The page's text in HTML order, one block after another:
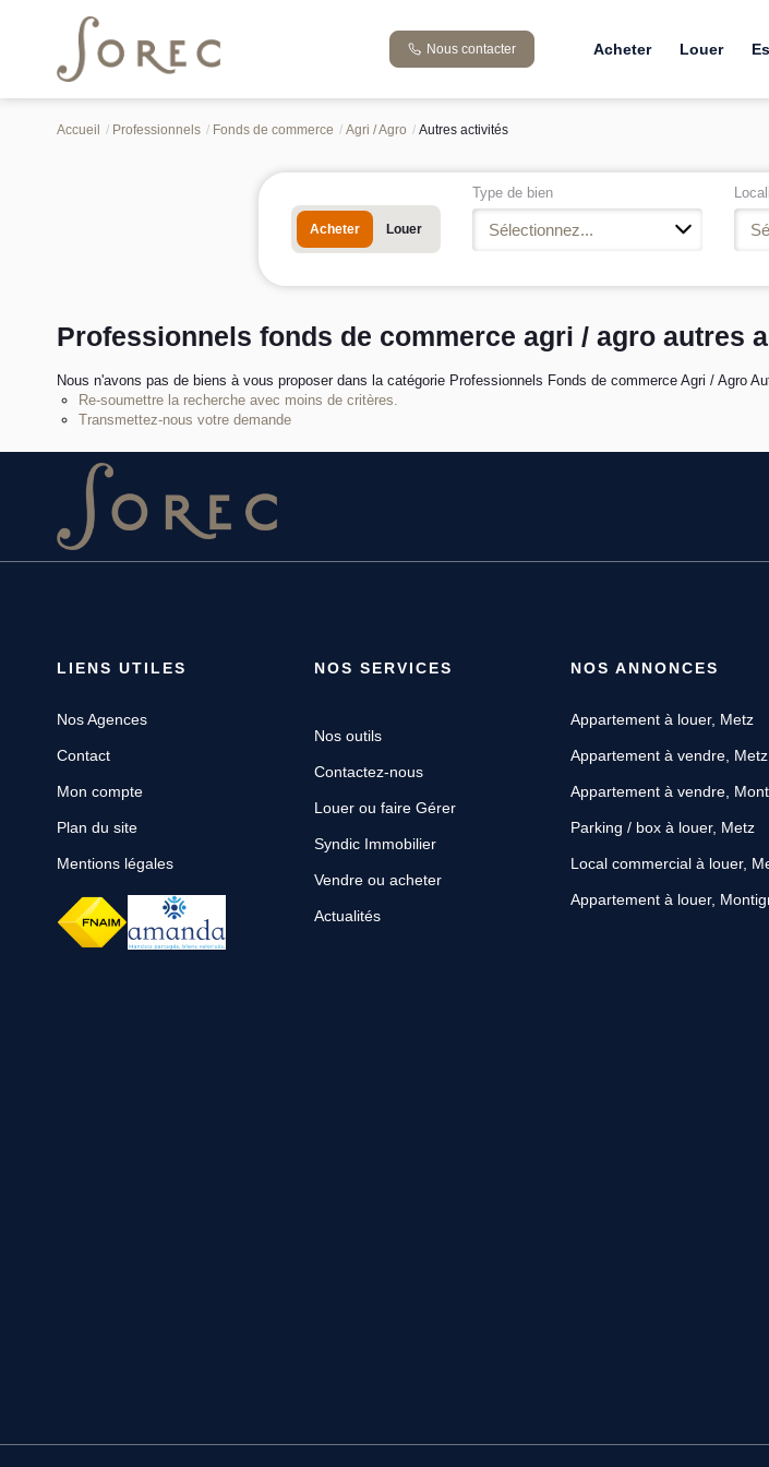
Nous contacter Acheter Louer
Accueil Professionnels Fonds de commerce Agri / Agro Autres activités
Acheter Louer
Type de bien
Sélectionnez...
Professionnels fonds de commerce agri / agro autres
Nous n'avons pas de biens à vous proposer dans la catégorie Professionnels Fonds de commerce Agri / Agro
Re-soumettre la recherche avec moins de critères.
Transmettez-nous votre demande
LIENS UTILES
Nos Agences
Contact
Mon compte
Plan du site
Mentions légales
NOS SERVICES
Nos outils
Contactez-nous
Louer ou faire Gérer
Syndic Immobilier
Vendre ou acheter
Actualités
NOS ANNONCES
Appartement à louer, Metz
Appartement à vendre, Metz
Appartement à vendre,
Parking / box à louer, Metz
Local commercial à louer,
Appartement à louer,